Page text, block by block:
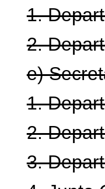
1.
2.
e)
1.
2.
3.